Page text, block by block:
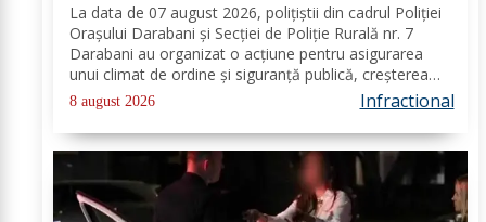
La data de 07 august 2026, polițiștii din cadrul Poliției
Orașului Darabani și Secției de Poliție Rurală nr. 7
Darabani au organizat o acțiune pentru asigurarea
unui climat de ordine și siguranță publică, creșterea
gradului de siguranță rutieră și combaterea faptelor
antisociale, în localitatea...
8 august 2026 Infractional